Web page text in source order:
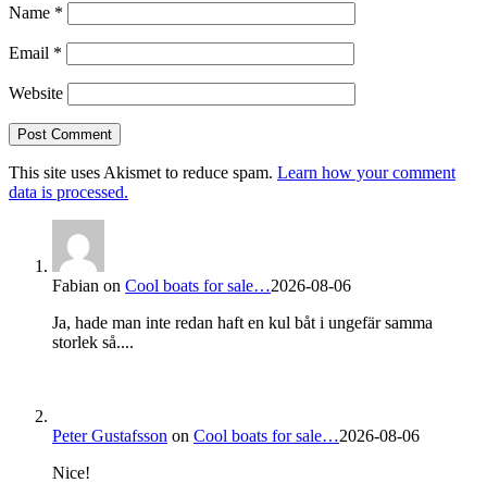
Name *
Email *
Website
This site uses Akismet to reduce spam. Learn how your comment
data is processed.
Fabian on Cool boats for sale…2026-08-06
Ja, hade man inte redan haft en kul båt i ungefär samma
storlek så....
Peter Gustafsson on Cool boats for sale…2026-08-06
Nice!